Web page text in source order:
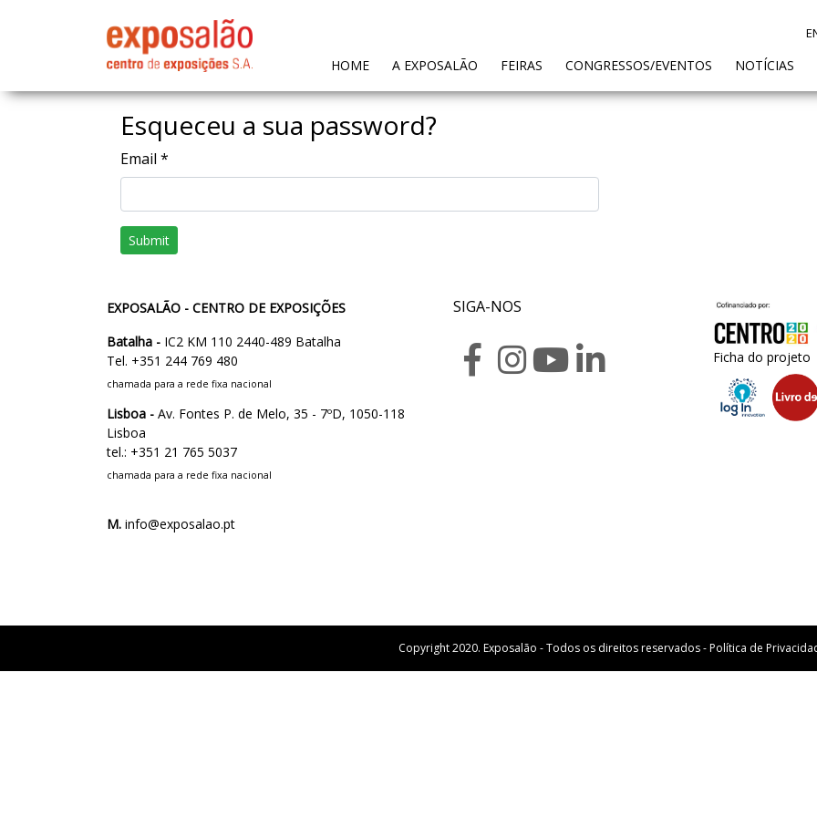
HOME(CURRENT)
A EXPOSALÃO FEIRAS CONGRESSOS/EVENTOS NOTÍCIAS
Esqueceu a sua password?
Email *
Submit
EXPOSALÃO - CENTRO DE EXPOSIÇÕES
Batalha - IC2 KM 110 2440-489 Batalha
Tel. +351 244 769 480
chamada para a rede fixa nacional
Lisboa - Av. Fontes P. de Melo, 35 - 7ºD, 1050-118
Lisboa
tel.: +351 21 765 5037
chamada para a rede fixa nacional
M. info@exposalao.pt
SIGA-NOS
Ficha do projeto
Copyright 2020. Exposalão - Todos os direitos reservados -Política de